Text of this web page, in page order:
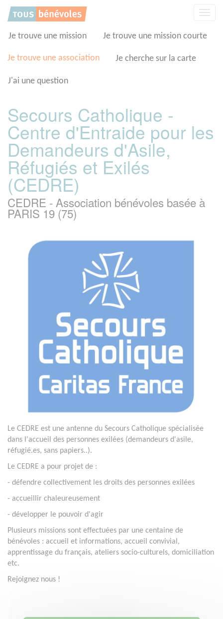
Je trouve une mission Je trouve une mission courte
Je trouve une association Je cherche sur la carte
J'ai une question
Secours Catholique -
Centre d'Entraide pour les
Demandeurs d'Asile,
Réfugiés et Exilés
(CEDRE)
CEDRE - Association bénévoles basée à
PARIS 19 (75)
Le CEDRE est une antenne du Secours Catholique spécialisée
dans l'accueil des personnes exilées (demandeurs d'asile,
réfugié.es, sans papiers..).
Le CEDRE a pour projet de :
- défendre collectivement les droits des personnes exilées
- accueillir chaleureusement
- développer le pouvoir d'agir
Plusieurs missions sont effectuées par une centaine de
bénévoles : accueil et informations, accueil convivial,
apprentissage du français, ateliers socio-culturels, domiciliation
etc.
Rejoignez nous !
Panneau de gestion des cookies